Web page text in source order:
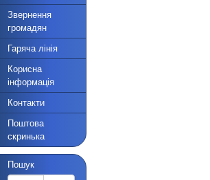
Звернення
громадян
Гаряча лінія
Корисна
інформація
Контакти
Поштова
скринька
Пошук